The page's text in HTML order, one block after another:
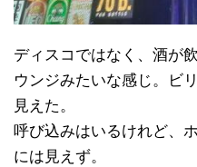
ディスコではなく、酒が
ウンジみたいな感じ。ビ
見えた。
呼び込みはいるけれど、
には見えず。